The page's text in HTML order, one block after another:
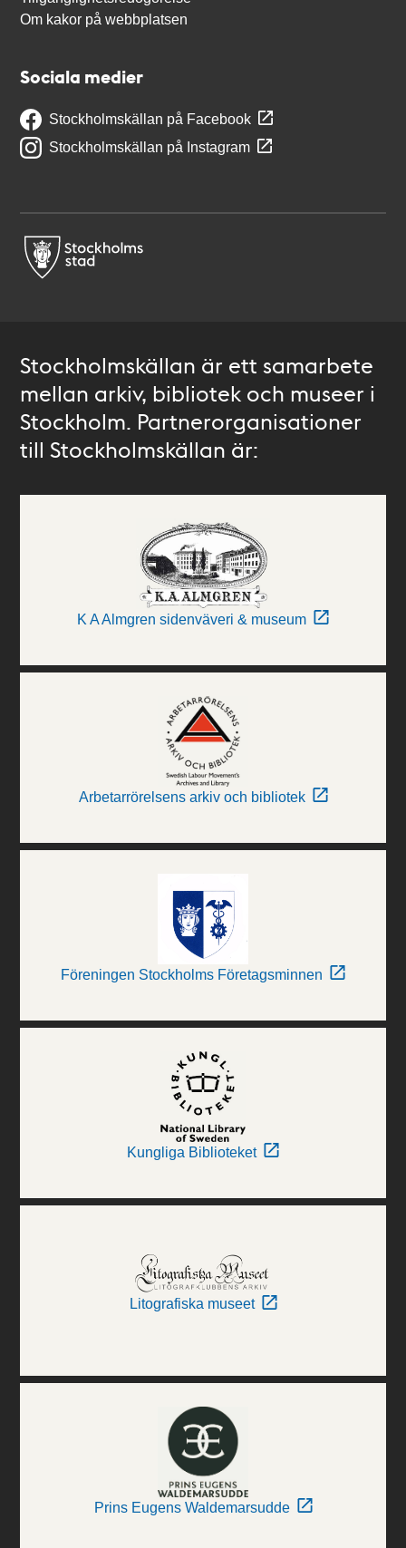
Om kakor på webbplatsen
Sociala medier
Stockholmskällan på Facebook
Stockholmskällan på Instagram
Stockholmskällan är ett samarbete
mellan arkiv, bibliotek och museer i
Stockholm. Partnerorganisationer
till Stockholmskällan är:
K A Almgren sidenväveri & museum
Arbetarrörelsens arkiv och bibliotek
Föreningen Stockholms Företagsminnen
Kungliga Biblioteket
Litografiska museet
Prins Eugens Waldemarsudde